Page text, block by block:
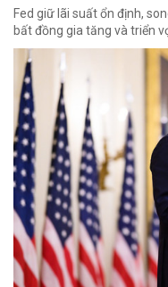
Fed giữ lãi suất ổn định,
bất đồng gia tăng và triển